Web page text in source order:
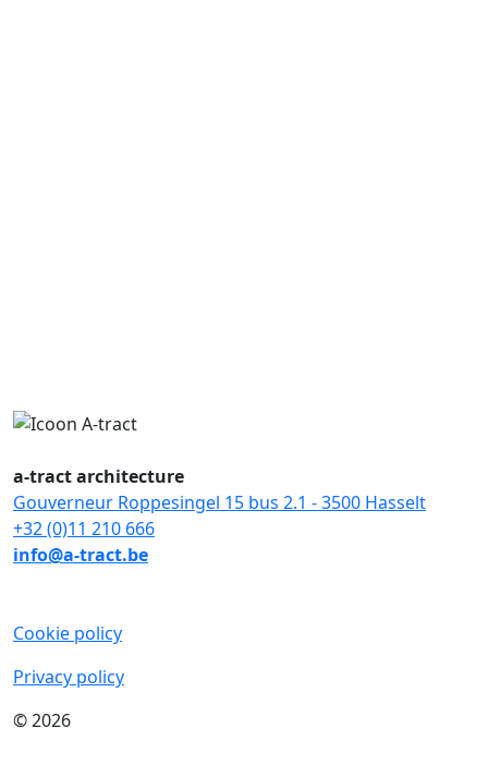
a-tract architecture
Gouverneur Roppesingel 15 bus 2.1 - 3500 Hasselt
+32 (0)11 210 666
info@a-tract.be
Cookie policy
Privacy policy
© 2026